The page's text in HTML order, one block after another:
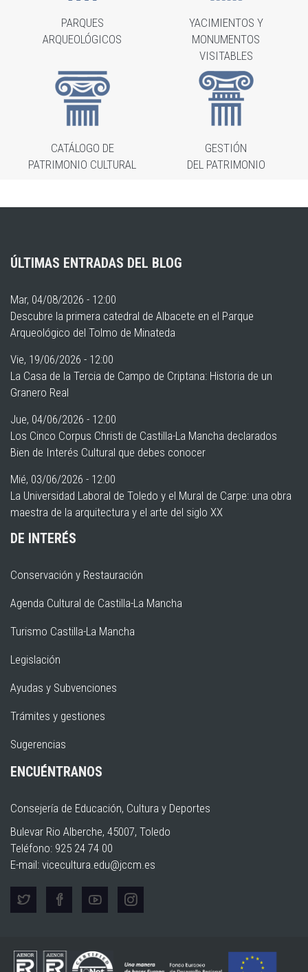
PARQUES
ARQUEOLÓGICOS
YACIMIENTOS Y
MONUMENTOS
VISITABLES
CATÁLOGO DE
PATRIMONIO CULTURAL
GESTIÓN
DEL PATRIMONIO
ÚLTIMAS ENTRADAS DEL BLOG
Mar, 04/08/2026 - 12:00
Descubre la primera catedral de Albacete en el Parque
Arqueológico del Tolmo de Minateda
Vie, 19/06/2026 - 12:00
La Casa de la Tercia de Campo de Criptana: Historia de un
Granero Real
Jue, 04/06/2026 - 12:00
Los Cinco Corpus Christi de Castilla-La Mancha declarados
Bien de Interés Cultural que debes conocer
Mié, 03/06/2026 - 12:00
La Universidad Laboral de Toledo y el Mural de Carpe: una obra
maestra de la arquitectura y el arte del siglo XX
DE INTERÉS
Conservación y Restauración
Agenda Cultural de Castilla-La Mancha
Turismo Castilla-La Mancha
Legislación
Ayudas y Subvenciones
Trámites y gestiones
Sugerencias
ENCUÉNTRANOS
Consejería de Educación, Cultura y Deportes
Bulevar Rio Alberche, 45007, Toledo
Teléfono: 925 24 74 00
E-mail: vicecultura.edu@jccm.es